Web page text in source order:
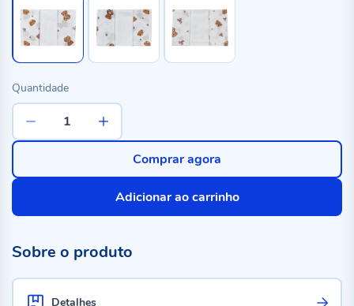
Quantidade
Adicionar ao carrinho
Comprar agora
Sobre o produto
Detalhes